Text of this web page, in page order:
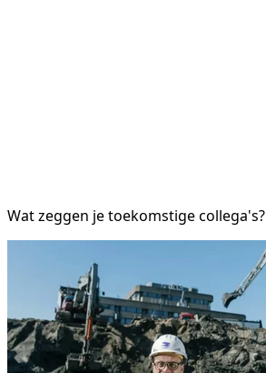
Wat zeggen je toekomstige collega's?